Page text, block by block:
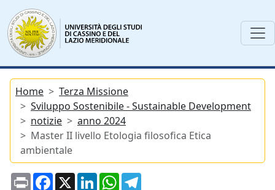
Home
Terza Missione
Sviluppo Sostenibile - Sustainable Development
notizie
anno 2024
Master II livello Etologia filosofica Etica
ambientale
PrintFacebook
X LinkedInWhatsApp